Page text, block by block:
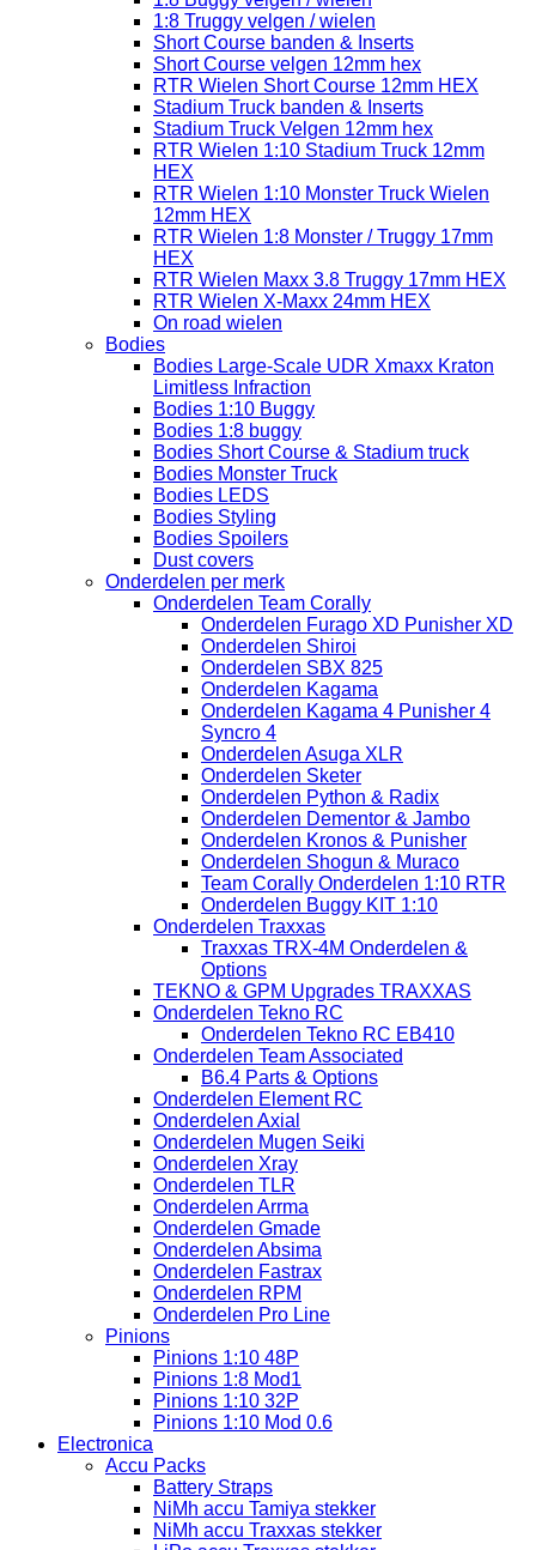
1:8 Truggy velgen / wielen
Short Course banden & Inserts
Short Course velgen 12mm hex
RTR Wielen Short Course 12mm HEX
Stadium Truck banden & Inserts
Stadium Truck Velgen 12mm hex
RTR Wielen 1:10 Stadium Truck 12mm
HEX
RTR Wielen 1:10 Monster Truck Wielen
12mm HEX
RTR Wielen 1:8 Monster / Truggy 17mm
HEX
RTR Wielen Maxx 3.8 Truggy 17mm HEX
RTR Wielen X-Maxx 24mm HEX
On road wielen
Bodies
Bodies Large-Scale UDR Xmaxx Kraton
Limitless Infraction
Bodies 1:10 Buggy
Bodies 1:8 buggy
Bodies Short Course & Stadium truck
Bodies Monster Truck
Bodies LEDS
Bodies Styling
Bodies Spoilers
Dust covers
Onderdelen per merk
Onderdelen Team Corally
Onderdelen Furago XD Punisher XD
Onderdelen Shiroi
Onderdelen SBX 825
Onderdelen Kagama
Onderdelen Kagama 4 Punisher 4
Syncro 4
Onderdelen Asuga XLR
Onderdelen Sketer
Onderdelen Python & Radix
Onderdelen Dementor & Jambo
Onderdelen Kronos & Punisher
Onderdelen Shogun & Muraco
Team Corally Onderdelen 1:10 RTR
Onderdelen Buggy KIT 1:10
Onderdelen Traxxas
Traxxas TRX-4M Onderdelen &
Options
TEKNO & GPM Upgrades TRAXXAS
Onderdelen Tekno RC
Onderdelen Tekno RC EB410
Onderdelen Team Associated
B6.4 Parts & Options
Onderdelen Element RC
Onderdelen Axial
Onderdelen Mugen Seiki
Onderdelen Xray
Onderdelen TLR
Onderdelen Arrma
Onderdelen Gmade
Onderdelen Absima
Onderdelen Fastrax
Onderdelen RPM
Onderdelen Pro Line
Pinions
Pinions 1:10 48P
Pinions 1:8 Mod1
Pinions 1:10 32P
Pinions 1:10 Mod 0.6
Electronica
Accu Packs
Battery Straps
NiMh accu Tamiya stekker
NiMh accu Traxxas stekker